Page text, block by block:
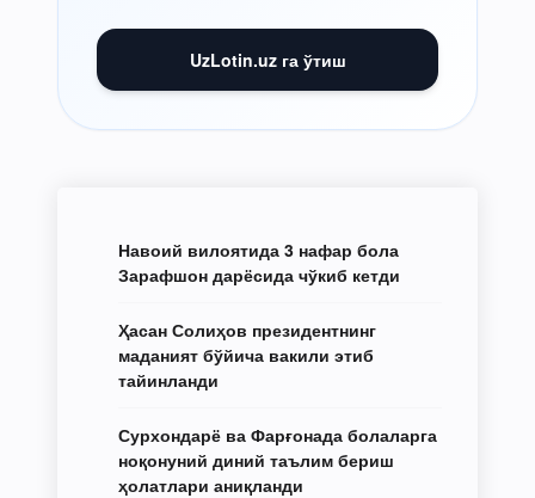
UzLotin.uz га ўтиш
Навоий вилоятида 3 нафар бола
Зарафшон дарёсида чўкиб кетди
Ҳасан Солиҳов президентнинг
маданият бўйича вакили этиб
тайинланди
Сурхондарё ва Фарғонада болаларга
ноқонуний диний таълим бериш
ҳолатлари аниқланди